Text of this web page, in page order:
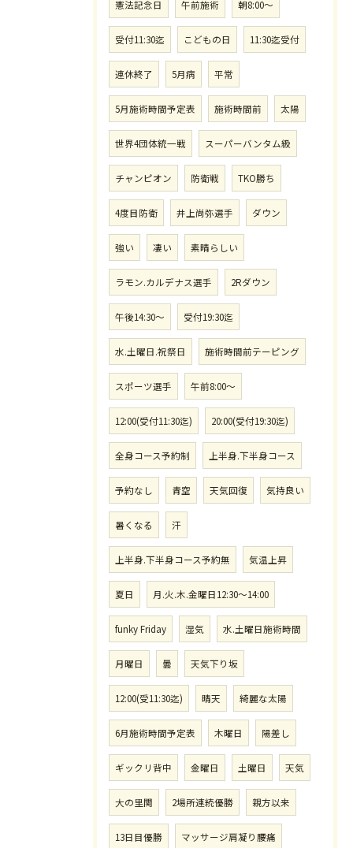
憲法記念日 午前施術 朝8:00〜
受付11:30迄 こどもの日 11:30迄受付
連休終了 5月病 平常
5月施術時間予定表 施術時間前 太陽
世界4団体統一戦 スーパーバンタム級
チャンピオン 防衛戦 TKO勝ち
4度目防衛 井上尚弥選手 ダウン
強い 凄い 素晴らしい
ラモン.カルデナス選手 2Rダウン
午後14:30〜 受付19:30迄
水.土曜日.祝祭日 施術時間前テーピング
スポーツ選手 午前8:00〜
12:00(受付11:30迄) 20:00(受付19:30迄)
全身コース予約制 上半身.下半身コース
予約なし 青空 天気回復 気持良い
暑くなる 汗
上半身.下半身コース予約無 気温上昇
夏日 月.火.木.金曜日12:30〜14:00
funky Friday 湿気 水.土曜日施術時間
月曜日 曇 天気下り坂
12:00(受11:30迄) 晴天 綺麗な太陽
6月施術時間予定表 木曜日 陽差し
ギックリ背中 金曜日 土曜日 天気
大の里関 2場所連続優勝 親方以来
13日目優勝 マッサージ肩凝り腰痛